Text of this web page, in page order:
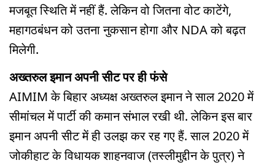
मजबूत स्थिति में नहीं हैं. लेकिन वो जितना वोट काटेंगे,
महागठबंधन को उतना नुकसान होगा और NDA को बढ़त
मिलेगी.
अख्तरुल इमान अपनी सीट पर ही फंसे
AIMIM के बिहार अध्यक्ष अख्तरुल इमान ने साल 2020 में
सीमांचल में पार्टी की कमान संभाल रखी थी. लेकिन इस बार
इमान अपनी सीट में ही उलझ कर रह गए हैं. साल 2020 में
जोकीहाट के विधायक शाहनवाज (तस्लीमुद्दीन के पुत्र) ने